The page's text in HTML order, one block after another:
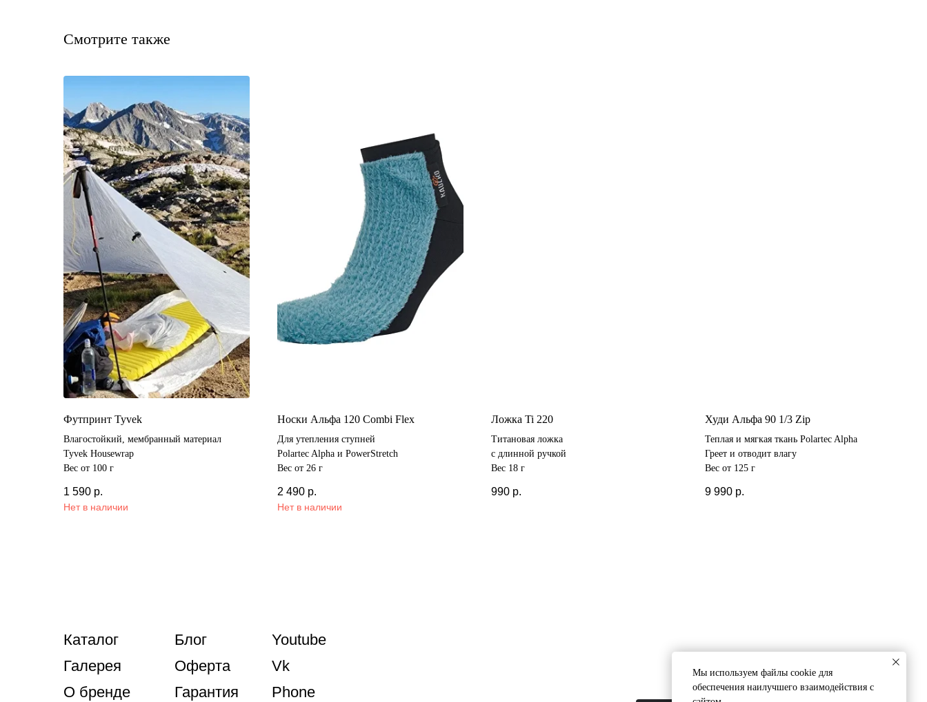
Мы используем файлы cookie для
обеспечения наилучшего взаимодействия с
Смотрите также
Футпринт Tyvek
Влагостойкий, мембранный материал
Tyvek Housewrap
Вес от 100 г
1 590 р.
Нет в наличии
Носки Альфа 120 Combi Flex
Для утепления ступней
Polartec Alpha и PowerStretch
Вес от 26 г
2 490 р.
Нет в наличии
Ложка Ti 220
Титановая ложка
с длинной ручкой
Вес 18 г
990 р.
Худи Альфа 90 1/3 Zip
Теплая и мягкая ткань Polartec Alpha
Греет и отводит влагу
Вес от 125 г
9 990 р.
Каталог
Оферта
Youtube
Vk
Phone
Галерея
Гарантия
Блог
О бренде